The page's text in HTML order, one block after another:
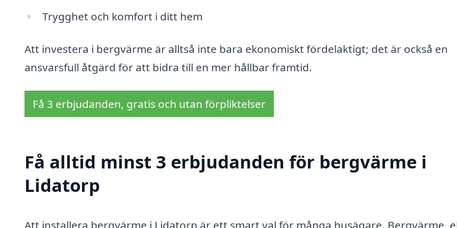
Trygghet och komfort i ditt hem
Att investera i bergvärme är alltså inte bara ekonomiskt fördelaktigt; det är också en
ansvarsfull åtgärd för att bidra till en mer hållbar framtid.
Få 3 erbjudanden, gratis och utan förpliktelser
Få alltid minst 3 erbjudanden för bergvärme i
Lidatorp
Att installera bergvärme i Lidatorp är ett smart val för många husägare. Bergvärme,